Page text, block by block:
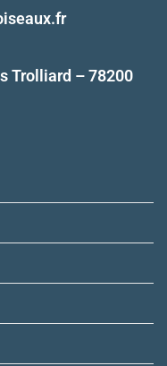
Trolliard – 78200